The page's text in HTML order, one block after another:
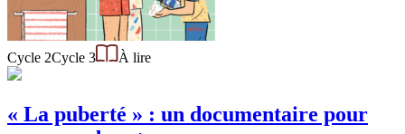
Cycle 2Cycle 3 À lire
« La puberté » : un documentaire pour